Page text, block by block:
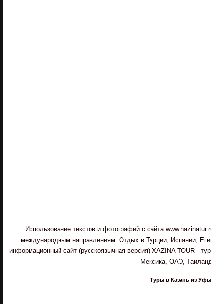
Использование текстов и фотографий с сайта
международным направлениям. Отдых в Турции, Испании,
информационный сайт (русскоязычная версия) XAZINA TOUR -
Мексика, ОАЭ,
Туры в Казань из Уфы